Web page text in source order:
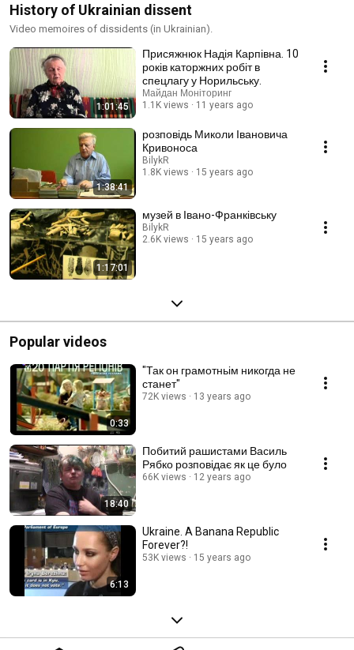
History of Ukrainian dissent
Video memoires of dissidents (in Ukrainian).
1:01:45
Присяжнюк Надія Карпівна. 10
років каторжних робіт в
спецлагу у Норильську.
Майдан Моніторинг
1.1K views
11 years ago
1:38:41
розповідь Миколи Івановича
Кривоноса
BilykR
1.8K views
15 years ago
1:17:01
музей в Івано-Франківську
BilykR
2.6K views
15 years ago
Popular videos
0:33
"Так он грамотньім никогда не
станет"
72K views 13 years ago
18:40
Побитий рашистами Василь
Рябко розповідає як це було
66K views 12 years ago
6:13
Ukraine. A Banana Republic
Forever?!
53K views 15 years ago